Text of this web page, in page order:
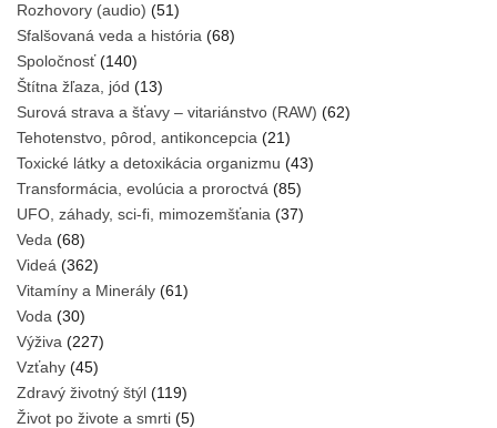
Rozhovory (audio) (51)
Sfalšovaná veda a história (68)
Spoločnosť(140)
Štítna žľaza, jód (13)
Surová strava a šťavy – vitariánstvo (RAW) (62)
Tehotenstvo, pôrod, antikoncepcia (21)
Toxické látky a detoxikácia organizmu (43)
Transformácia, evolúcia a proroctvá (85)
UFO, záhady, sci-fi, mimozemšťania (37)
Veda (68)
Videá (362)
Vitamíny a Minerály (61)
Voda (30)
Výživa (227)
Vzťahy (45)
Zdravý životný štýl (119)
Život po živote a smrti (5)